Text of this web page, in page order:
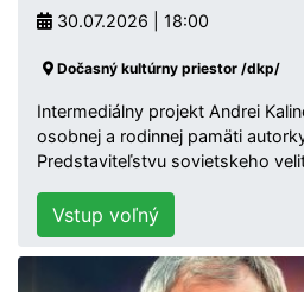
30.07.2026 | 18:00
Dočasný kultúrny priestor /dkp/
Intermediálny projekt Andrei
osobnej a rodinnej pamäti
Predstaviteľstvu sovietskeho
Vstup voľný